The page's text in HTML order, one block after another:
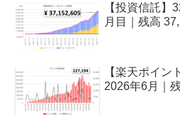
【投資信託】
月目｜残高
【楽天ポイン
2026年6月｜